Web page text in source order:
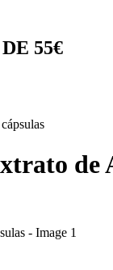
55€
de